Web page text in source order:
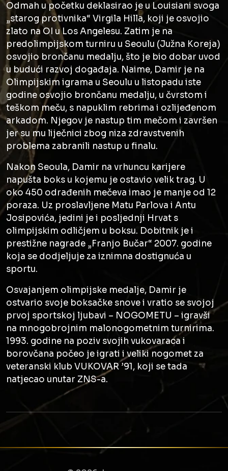
Odmah u početku deklasirao je u Louisiani svoga
„starog protivnika“ Virgila Hilla, koji je osvojio
zlato na OI u Los Angelesu. Zatim je na
predolimpijskom turniru u Seoulu (Južna Koreja)
osvojio brončanu medalju, što je bio dobar uvod
u budući razvoj događaja. Naime, Damir je na
Olimpijskim igrama u Seoulu u listopadu iste
godine osvojio brončanu medalju, u čvrstom i
teškom meču, s napuklim rebrima i ozlijeđenom
arkadom. Njegov je nastup tim mečom i završen
jer su mu liječnici zbog niza zdravstvenih
problema zabranili nastup u finalu.
Nakon Seoula, Damir na vrhuncu karijere
napušta boks u kojemu je ostavio velik trag. U
oko 450 odrađenih mečeva imao je manje od 12
poraza. Uz proslavljene Matu Parlova i Antu
Josipovića, jedini je i posljednji Hrvat s
olimpijskim odličjem u boksu. Dobitnik je i
prestižne nagrade „Franjo Bučar“ 2007. godine
koja se dodjeljuje za iznimna dostignuća u
sportu.
Osvajanjem olimpijske medalje, Damir je
ostvario svoje boksačke snove i vratio se svojoj
prvoj sportskoj ljubavi – NOGOMETU – igravši
na mnogobrojnim malonogometnim turnirima.
1993. godine na poziv svojih vukovaraca i
borovčana počeo je igrati i veliki nogomet za
veteranski klub VUKOVAR ’91, koji se tada
natjecao unutar ZNS-a.